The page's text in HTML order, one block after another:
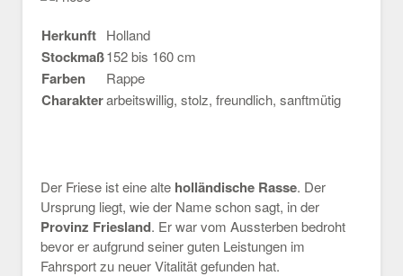
Herkunft Holland
Stockmaß152 bis 160 cm
Farben Rappe
Charakterarbeitswillig, stolz, freundlich, sanftmütig
Der Friese ist eine alte holländische Rasse. Der
Ursprung liegt, wie der Name schon sagt, in der
Provinz Friesland. Er war vom Aussterben bedroht
bevor er aufgrund seiner guten Leistungen im
Fahrsport zu neuer Vitalität gefunden hat.